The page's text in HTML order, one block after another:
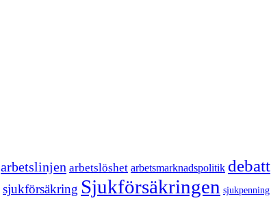
arbetslinjen arbetslöshet arbetsmarknadspolitik debatt
sjukförsäkring Sjukförsäkringen sjukpenning